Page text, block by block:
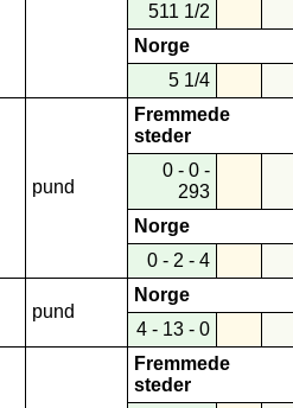
511 1/2
Norge
5 1/4
pund
Fremmede
steder
0 - 0 -
293
Norge
0 - 2 - 4
pund
Norge
4 - 13 - 0
Fremmede
steder